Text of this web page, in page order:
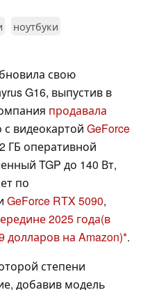
ноутбуки
свою
G16, выпустив в
продавала
видеокартой GeForce
ГБ оперативной
TGP до 140 Вт,
по
GeForce RTX 5090,
2025 года(в
долларов на Amazon) .
степени
добавив модель